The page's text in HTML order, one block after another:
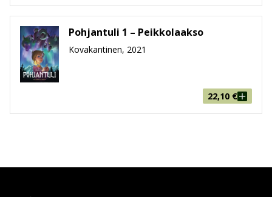
Pohjantuli 1 – Peikkolaakso
Kovakantinen, 2021
22,10 €